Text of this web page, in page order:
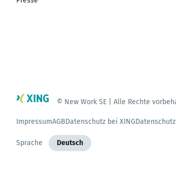
© New Work SE | Alle Rechte
ImpressumAGBDatenschutz bei XING
Sprache Deutsch